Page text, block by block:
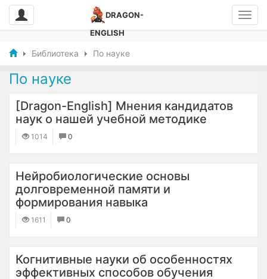
DRAGON-
ENGLISH
Библиотека По науке
По науке
[Dragon-English] Мнения кандидатов
наук о нашей учебной методике
1014 0
Нейробиологические основы
долговременной памяти и
формирования навыка
1611 0
Когнитивные науки об особенностях
эффективных способов обучения